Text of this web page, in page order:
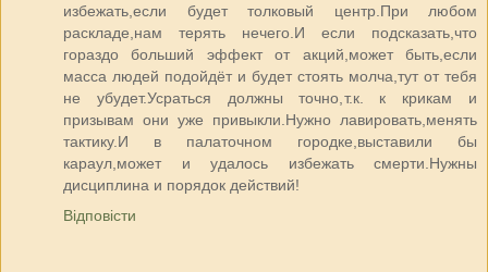
избежать,если будет толковый центр.При любом
раскладе,нам терять нечего.И если подсказать,что
гораздо больший эффект от акций,может быть,если
масса людей подойдёт и будет стоять молча,тут от тебя
не убудет.Усраться должны точно,т.к. к крикам и
призывам они уже привыкли.Нужно лавировать,менять
тактику.И в палаточном городке,выставили бы
караул,может и удалось избежать смерти.Нужны
дисциплина и порядок действий!
Відповісти